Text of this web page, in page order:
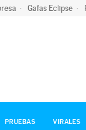
Gafas Eclipse
PRUEBAS VIRALES